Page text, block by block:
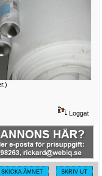
Loggat
SKICKA ÄMNET SKRIV UT